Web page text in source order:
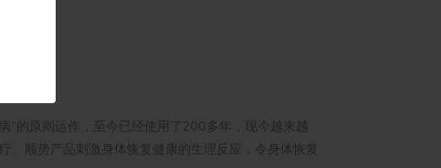
”的原则运作，至今已经使用了200多年，现今越来越
顺势产品刺激身体恢复健康的生理反应，令身体恢复